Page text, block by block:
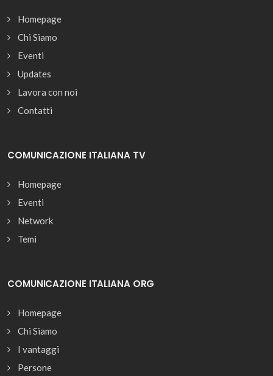
Homepage
Chi Siamo
Eventi
Updates
Lavora con noi
Contatti
COMUNICAZIONE ITALIANA TV
Homepage
Eventi
Network
Temi
COMUNICAZIONE ITALIANA ORG
Homepage
Chi Siamo
I vantaggi
Persone